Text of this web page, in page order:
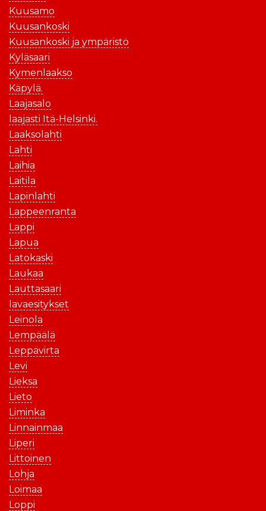
Kuusamo
Kuusankoski
Kuusankoski ja ympäristö
Kyläsaari
Kymenlaakso
Käpylä.
Laajasalo
laajasti Itä-Helsinki.
Laaksolahti
Lahti
Laihia
Laitila
Lapinlahti
Lappeenranta
Lappi
Lapua
Latokaski
Laukaa
Lauttasaari
lavaesitykset
Leinola
Lempäälä
Leppävirta
Levi
Lieksa
Lieto
Liminka
Linnainmaa
Liperi
Littoinen
Lohja
Loimaa
Loppi